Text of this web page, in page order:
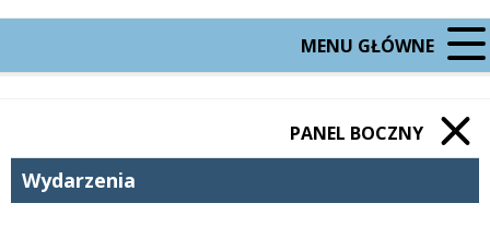
MENU GŁÓWNE
PANEL BOCZNY
Wydarzenia